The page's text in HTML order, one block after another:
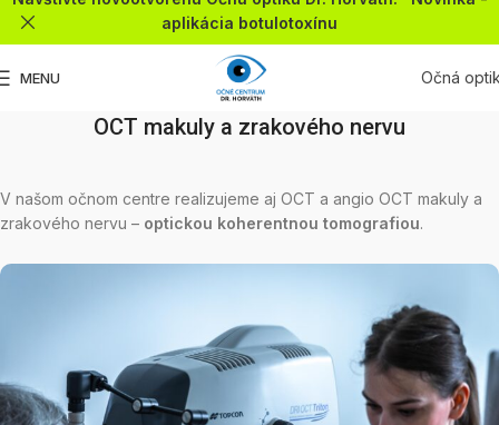
MENU Očná
OCT makuly a zrakového nervu
V našom očnom centre realizujeme aj OCT a angio OCT makuly a
zrakového nervu – optickou koherentnou tomografiou.
aplikácia botulotoxínu